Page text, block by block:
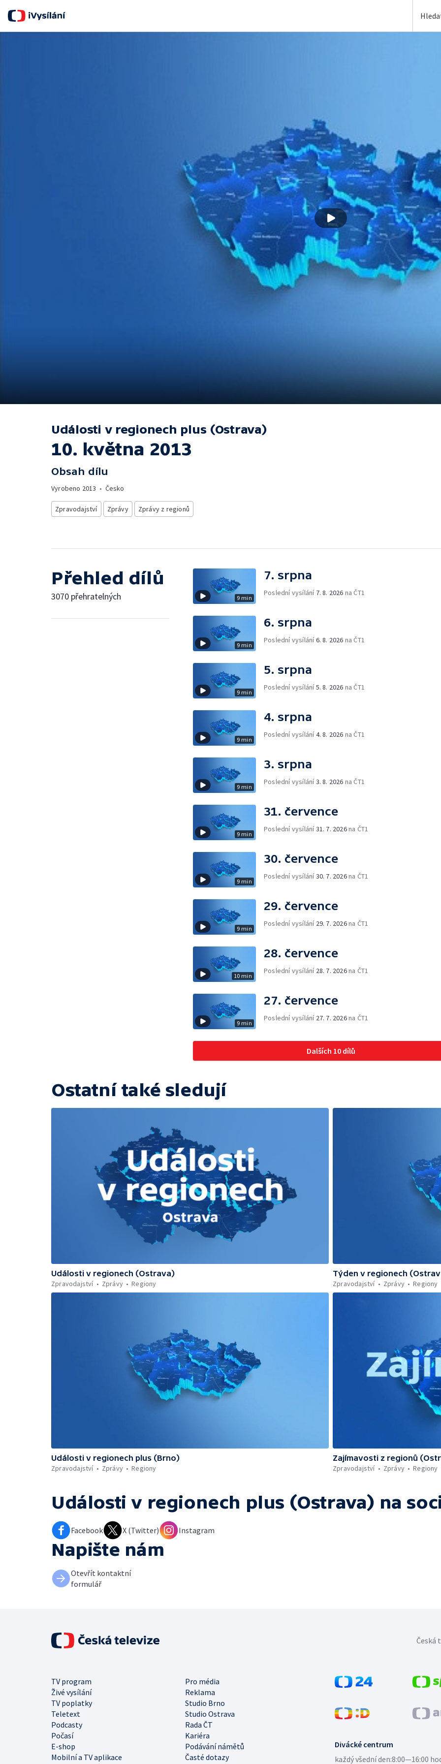
Události v regionech plus (Ostrava)
10. května 2013
Obsah dílu
Vyrobeno 2013 • Česko
Zpravodajství Zprávy Zprávy z regionů
Přehled dílů
3070 přehratelných 9 min
7. srpna
Poslední vysílání 7. 8. 2026 na ČT1
9 min
6. srpna
Poslední vysílání6. 8. 2026 na ČT1
9 min
5. srpna
Poslední vysílání5. 8. 2026 na ČT1
9 min
4. srpna
Poslední vysílání4. 8. 2026 na ČT1
9 min
3. srpna
Poslední vysílání3. 8. 2026 na ČT1
9 min
31. července
Poslední vysílání31. 7. 2026na ČT1
9 min
30. července
Poslední vysílání30. 7. 2026na ČT1
9 min
29. července
Poslední vysílání 29. 7. 2026na ČT1
10 min
28. července
Poslední vysílání 28. 7. 2026na ČT1
9 min
27. července
Poslední vysílání 27. 7. 2026na ČT1
Dalších 10 dílů
Ostatní také sledují
Události v regionech (Ostrava)
Zpravodajství
Zprávy Regiony
Týden v regionech
Zpravodajství
Zprávy Regiony
Události v regionech plus (Brno)
Zpravodajství
Zprávy Regiony
Zajímavosti z regionů
Zpravodajství
Zprávy Regiony
Události v regionech plus (Ostrava) na
Facebook X (Twitter) Instagram
Napište nám
Otevřít kontaktní
formulář
Divácké centrum
každý všední den:8:00—16:00
TV program
Pro média
Živé vysílání
Reklama
TV poplatky
Studio Brno
Teletext
Studio Ostrava
Podcasty
Rada ČT
Počasí
Kariéra
E-shop
Podávání námětů
Mobilní a TV aplikace
Časté dotazy
Česká